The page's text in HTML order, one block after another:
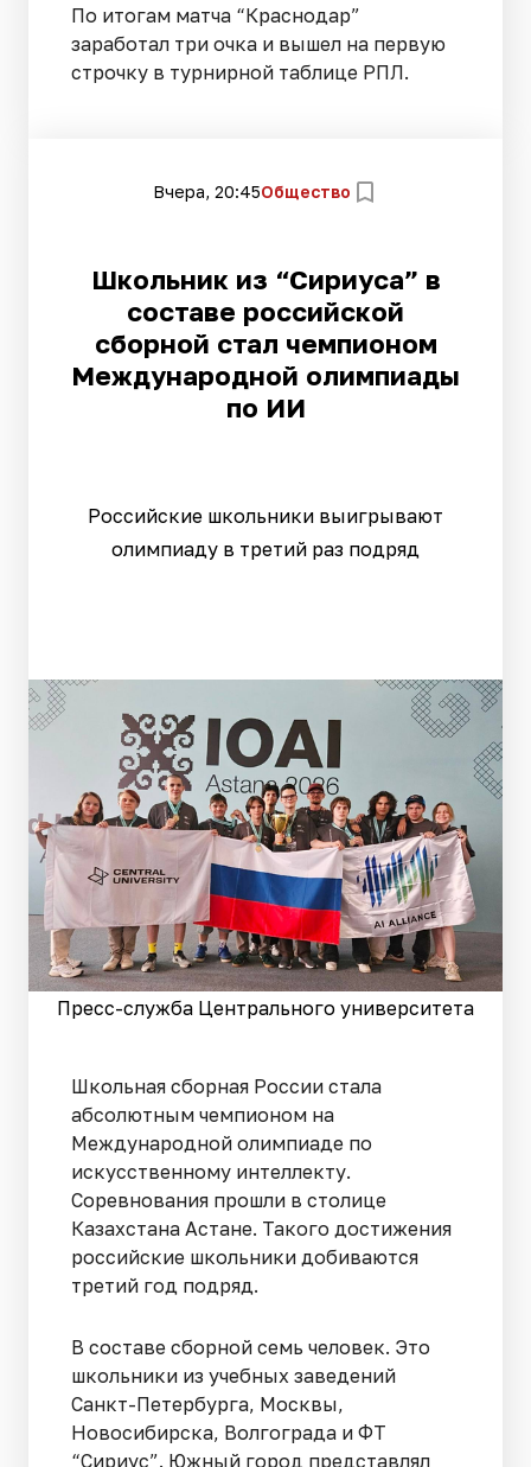
По итогам матча “Краснодар”
заработал три очка и вышел на первую
строчку в турнирной таблице РПЛ.
Вчера, 20:45Общество
Школьник из “Сириуса” в
составе российской
сборной стал чемпионом
Международной олимпиады
по ИИ
Российские школьники выигрывают
олимпиаду в третий раз подряд
Пресс-служба Центрального университета
Школьная сборная России стала
абсолютным чемпионом на
Международной олимпиаде по
искусственному интеллекту.
Соревнования прошли в столице
Казахстана Астане. Такого достижения
российские школьники добиваются
третий год подряд.
В составе сборной семь человек. Это
школьники из учебных заведений
Санкт-Петербурга, Москвы,
Новосибирска, Волгограда и ФТ
“Сириус”. Южный город представлял